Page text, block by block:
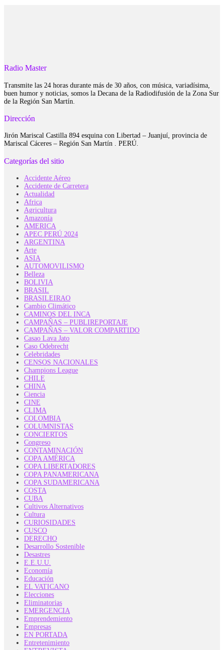
Radio Master
Transmite las 24 horas durante más de 30 años, con música, variadísima,
buen humor y noticias, somos la Decana de la Radiodifusión de la Zona Sur
de la Región San Martín.
Dirección
Jirón Mariscal Castilla 894 esquina con Libertad – Juanjuí, provincia de
Mariscal Cáceres – Región San Martín . PERÚ.
Categorías del sitio
Accidente Aéreo
Accidente de Carretera
Actualidad
Africa
Agricultura
Amazonía
AMERICA
APEC PERÚ 2024
ARGENTINA
Arte
ASIA
AUTOMOVILISMO
Belleza
BOLIVIA
BRASIL
BRASILEIRAO
Cambio Climático
CAMINOS DEL INCA
CAMPAÑAS – PUBLIREPORTAJE
CAMPAÑAS – VALOR COMPARTIDO
Casao Lava Jato
Caso Odebrecht
Celebridades
CENSOS NACIONALES
Champions League
CHILE
CHINA
Ciencia
CINE
CLIMA
COLOMBIA
COLUMNISTAS
CONCIERTOS
Congreso
CONTAMINACIÓN
COPA AMÉRICA
COPA LIBERTADORES
COPA PANAMERICANA
COPA SUDAMERICANA
COSTA
CUBA
Cultivos Alternativos
Cultura
CURIOSIDADES
CUSCO
DERECHO
Desarrollo Sostenible
Desastres
E.E.U.U.
Economía
Educación
EL VATICANO
Elecciones
Eliminatorias
EMERGENCIA
Emprendemiento
Empresas
EN PORTADA
Entretenimiento